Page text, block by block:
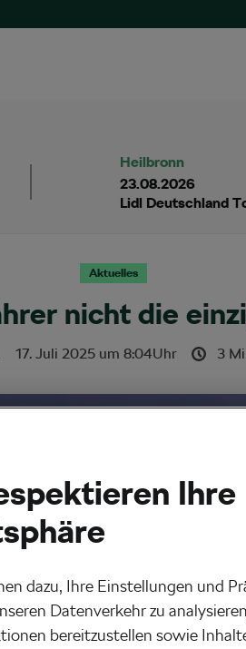
Heilbronn
23.08.2026
Lidl Deutschland
Aktuelles
nicht die
17. Juli 2025um 8:04Uhr 3
Ihre
dazu, Ihre Einstellungen und
Datenverkehr zu
bereitzustellen sowie